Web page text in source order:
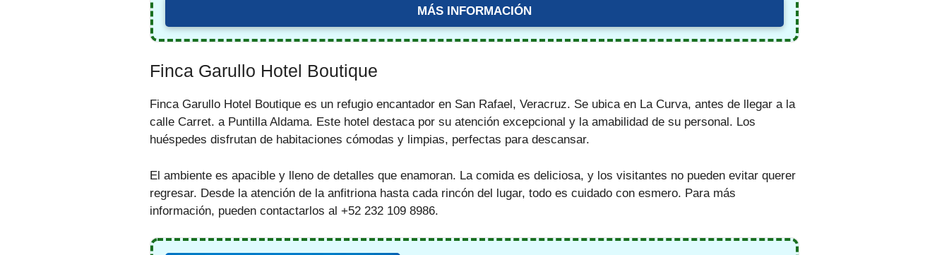
MÁS INFORMACIÓN
Finca Garullo Hotel Boutique
Finca Garullo Hotel Boutique es un refugio encantador en San Rafael, Veracruz. Se ubica en La Curva, antes de llegar a la
calle Carret. a Puntilla Aldama. Este hotel destaca por su atención excepcional y la amabilidad de su personal. Los
huéspedes disfrutan de habitaciones cómodas y limpias, perfectas para descansar.
El ambiente es apacible y lleno de detalles que enamoran. La comida es deliciosa, y los visitantes no pueden evitar querer
regresar. Desde la atención de la anfitriona hasta cada rincón del lugar, todo es cuidado con esmero. Para más
información, pueden contactarlos al +52 232 109 8986.